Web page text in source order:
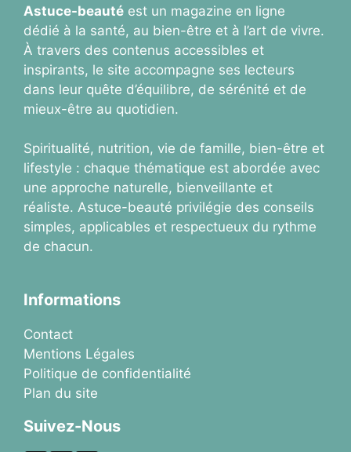
Astuce-beauté est un magazine en ligne
dédié à la santé, au bien-être et à l’art de vivre.
À travers des contenus accessibles et
inspirants, le site accompagne ses lecteurs
dans leur quête d’équilibre, de sérénité et de
mieux-être au quotidien.
Spiritualité, nutrition, vie de famille, bien-être et
lifestyle : chaque thématique est abordée avec
une approche naturelle, bienveillante et
réaliste. Astuce-beauté privilégie des conseils
simples, applicables et respectueux du rythme
de chacun.
Informations
Contact
Mentions Légales
Politique de confidentialité
Plan du site
Suivez-Nous